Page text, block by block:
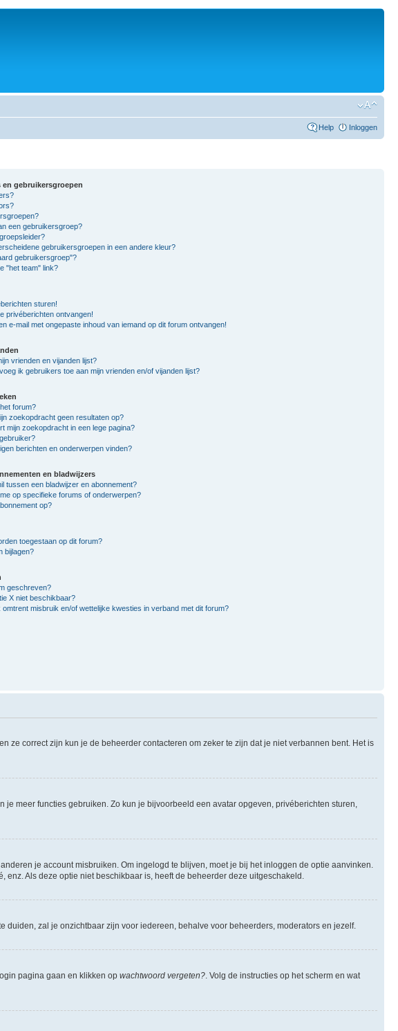
Help Inloggen
en gebruikersgroepen
een gebruikersgroep?
gebruikersgroepen in een andere kleur?
gebruikersgroep"?
"het team" link?
sturen!
privéberichten ontvangen!
e-mail met ongepaste inhoud van iemand op dit forum ontvangen!
vrienden en vijanden lijst?
ik gebruikers toe aan mijn vrienden en/of vijanden lijst?
forum?
zoekopdracht geen resultaten op?
mijn zoekopdracht in een lege pagina?
berichten en onderwerpen vinden?
en bladwijzers
tussen een bladwijzer en abonnement?
op specifieke forums of onderwerpen?
op?
toegestaan op dit forum?
bijlagen?
geschreven?
X niet beschikbaar?
omtrent misbruik en/of wettelijke kwesties in verband met dit forum?
correct zijn kun je de beheerder contacteren om zeker te zijn dat je niet verbannen bent. Het is
meer functies gebruiken. Zo kun je bijvoorbeeld een avatar opgeven, privéberichten sturen,
je account misbruiken. Om ingelogd te blijven, moet je bij het inloggen de optie aanvinken.
Als deze optie niet beschikbaar is, heeft de beheerder deze uitgeschakeld.
duiden, zal je onzichtbaar zijn voor iedereen, behalve voor beheerders, moderators en jezelf.
pagina gaan en klikken op wachtwoord vergeten?. Volg de instructies op het scherm en wat